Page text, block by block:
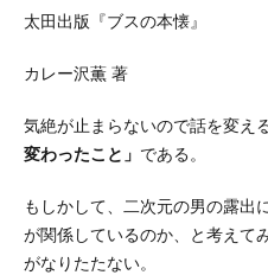
太田出版『ブスの本懐』
カレー沢薫 著
気絶が止まらないので話を変え
変わったこと」 である。
もしかして、二次元の男の露出
が関係しているのか、と考えて
がなりたたない。